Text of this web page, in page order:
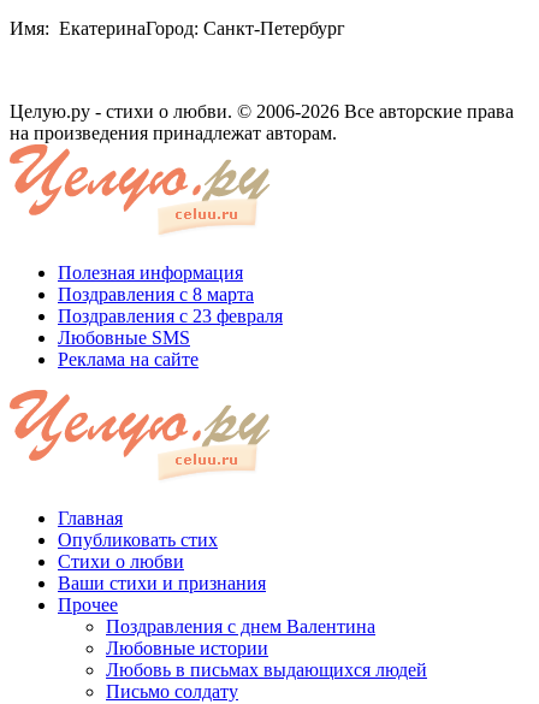
Имя: ЕкатеринаГород: Санкт-Петербург
Целую.ру - стихи о любви. © 2006-2026 Все авторские права
на произведения принадлежат авторам.
Полезная информация
Поздравления с 8 марта
Поздравления с 23 февраля
Любовные SMS
Реклама на сайте
Главная
Опубликовать стих
Стихи о любви
Ваши стихи и признания
Прочее
Поздравления с днем Валентина
Любовные истории
Любовь в письмах выдающихся людей
Письмо солдату